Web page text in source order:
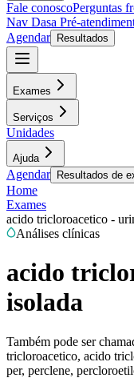
Fale conoscoPerguntas
Nav Dasa Pré-
Agendar
Resultados
Exames
Serviços
Unidades
Ajuda
Agendar Resultados de
Home
Exames
acido tricloroacetico -
Análises clínicas
acido
isolada
Também pode ser
tricloroacetico, acido
per, perclene,